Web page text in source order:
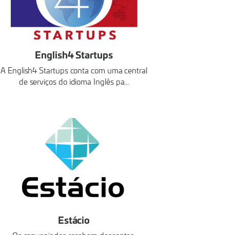
English4 Startups
A English4 Startups conta com uma central
de serviços do idioma Inglês pa...
Estácio